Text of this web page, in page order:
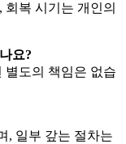
복 시기는 개인의
요?
별도의 책임은 없습
, 일부 갚는 절차는